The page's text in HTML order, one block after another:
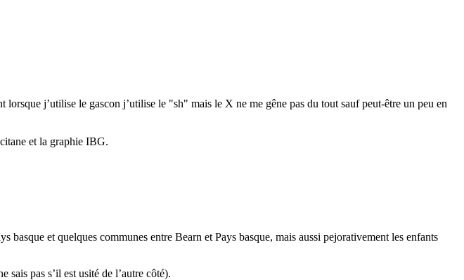
j’utilise le gascon j’utilise le "sh" mais le X ne me gêne pas du tout sauf peut-être un peu en
et la graphie IBG.
et quelques communes entre Bearn et Pays basque, mais aussi pejorativement les enfants
sais pas s’il est usité de l’autre côté).